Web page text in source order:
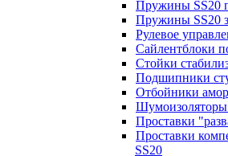
Пружины SS20
Пружины SS20
Рулевое
Сайлентблоки
Стойки
Подшипники
Отбойники
Шумоизоляторы
Проставки
Проставки
SS20